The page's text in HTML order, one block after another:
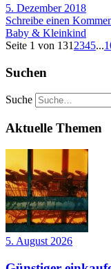
5. Dezember 2018
Schreibe einen
Baby & Kleinkind
Seite 1 von 131 2345...
Suchen
Suche
Aktuelle Themen
5. August 2026